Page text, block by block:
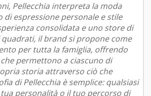
Pellecchia interpreta la moda
di espressione personale e stile
consolidata e uno store di
il brand si propone come
per tutta la famiglia, offrendo
permettono a ciascuno di
storia attraverso ciò che
di Pellecchia è semplice: qualsiasi
personalità o il tuo percorso di